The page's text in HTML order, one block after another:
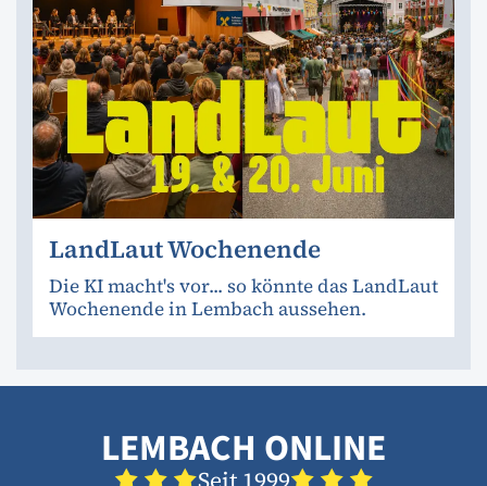
LandLaut Wochenende
Die KI macht's vor... so könnte das LandLaut
Wochenende in Lembach aussehen.
LEMBACH ONLINE